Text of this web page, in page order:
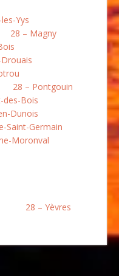
Yys
28 – Magny
28 – Pontgouin
des-Bois
Dunois
Saint-Germain
Moronval
28 – Yèvres